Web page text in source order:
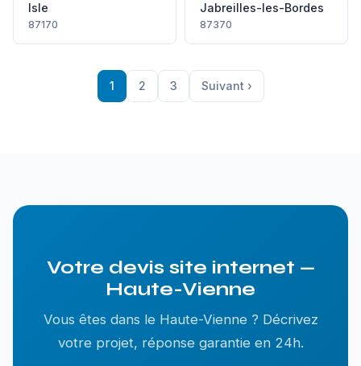
Isle
87170
Jabreilles-les-Bordes
87370
1 2 3 Suivant ›
Votre devis site internet —
Haute-Vienne
Vous êtes dans le Haute-Vienne ? Décrivez
votre projet, réponse garantie en 24h.